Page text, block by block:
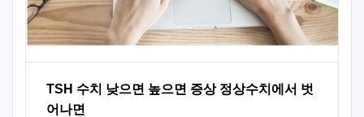
TSH 수치 낮으면 높으면 증상 정상수치에서 벗
어나면